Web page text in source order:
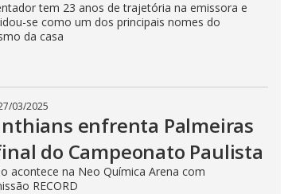
tem 23 anos de trajetória na emissora e
se como um dos principais nomes do
da casa
03/2025
enfrenta Palmeiras
do Campeonato Paulista
acontece na Neo Química Arena com
RECORD